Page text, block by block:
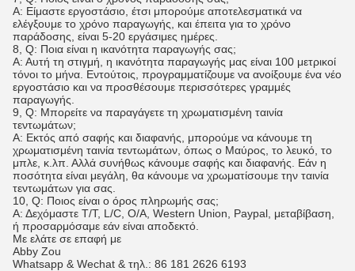
Α: Είμαστε εργοστάσιο, έτσι μπορούμε αποτελεσματικά να
ελέγξουμε το χρόνο παραγωγής, και έπειτα για το χρόνο
παράδοσης, είναι 5-20 εργάσιμες ημέρες.
8, Q: Ποια είναι η ικανότητα παραγωγής σας;
Α: Αυτή τη στιγμή, η ικανότητα παραγωγής μας είναι 100 μετρικοί
τόνοι το μήνα. Εντούτοις, προγραμματίζουμε να ανοίξουμε ένα νέο
εργοστάσιο και να προσθέσουμε περισσότερες γραμμές
παραγωγής.
9, Q: Μπορείτε να παραγάγετε τη χρωματισμένη ταινία
τεντωμάτων;
Α: Εκτός από σαφής και διαφανής, μπορούμε να κάνουμε τη
χρωματισμένη ταινία τεντωμάτων, όπως ο Μαύρος, το λευκό, το
μπλε, κ.λπ. Αλλά συνήθως κάνουμε σαφής και διαφανής. Εάν η
ποσότητα είναι μεγάλη, θα κάνουμε να χρωματίσουμε την ταινία
τεντωμάτων για σας.
10, Q: Ποιος είναι ο όρος πληρωμής σας;
Α: Δεχόμαστε T/T, L/C, O/A, Western Union, Paypal, μεταβίβαση,
ή προσαρμόσαμε εάν είναι αποδεκτό.
Με ελάτε σε επαφή με
Abby Zou
Whatsapp & Wechat & τηλ.: 86 181 2626 6193